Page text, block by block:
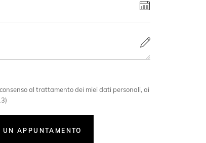
al trattamento dei miei dati personali, ai
UN APPUNTAMENTO